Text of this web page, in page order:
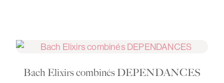
Bach Elixirs combinés DEPENDANCES